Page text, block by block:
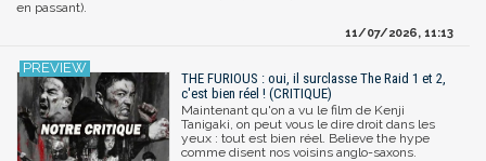
en passant).
11/07/2026, 11:13
THE FURIOUS : oui, il surclasse The Raid 1 et 2,
c'est bien réel ! (CRITIQUE)
Maintenant qu'on a vu le film de Kenji
Tanigaki, on peut vous le dire droit dans les
yeux : tout est bien réel. Believe the hype
comme disent nos voisins anglo-saxons.